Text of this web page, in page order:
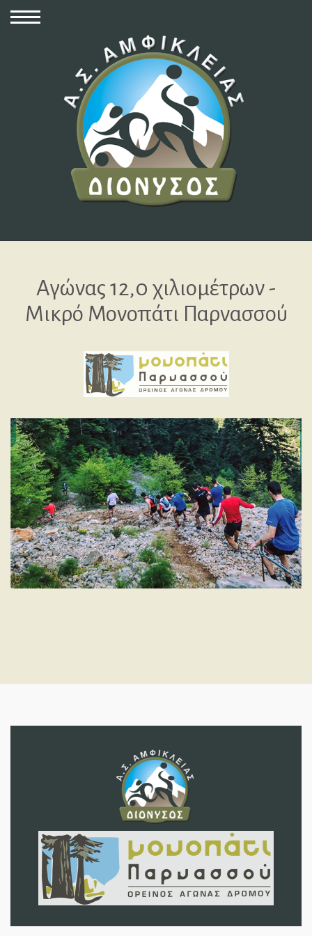
Αγώνας 12,0 χιλιομέτρων -
Μικρό Μονοπάτι Παρνασσού